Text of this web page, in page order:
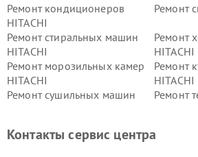
Ремонт кондиционеров
HITACHI
Ремонт
Ремонт стиральных машин
HITACHI
Ремонт
HITACHI
Ремонт морозильных камер
HITACHI
Ремонт
HITACHI
Ремонт сушильных машин
Ремонт
данных HITACHI
HITACHI
Контакты сервис центра